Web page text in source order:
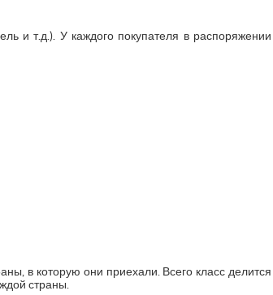
и т.д.). У каждого покупателя в распоряжении
в которую они приехали. Всего класс делится
страны.